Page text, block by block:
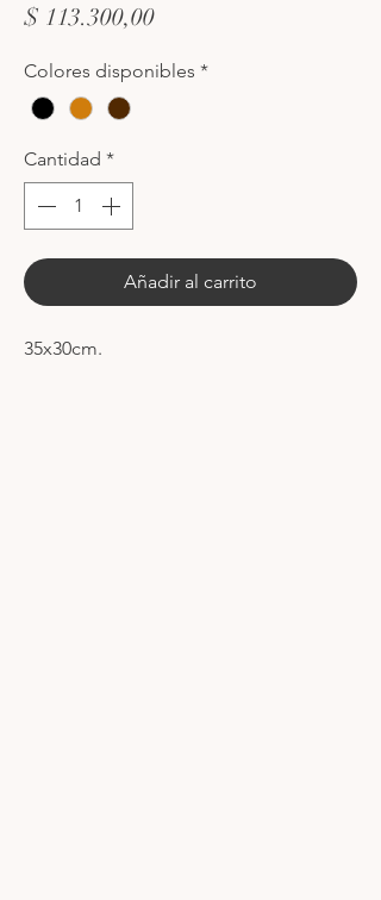
$ 113.300,00Precio
Colores disponibles *
Cantidad *
Añadir al carrito
35x30cm.